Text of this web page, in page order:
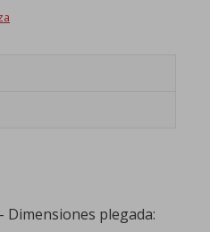
Dimensiones plegada: